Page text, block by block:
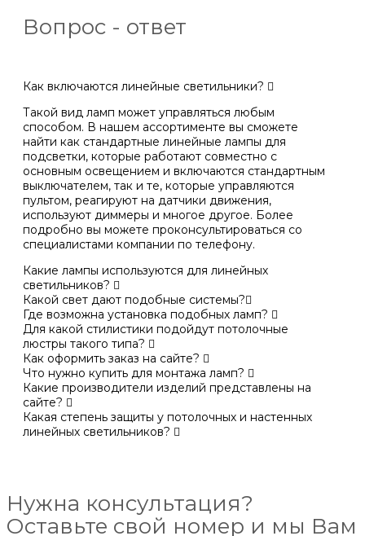
Вопрос - ответ
Как включаются линейные светильники?
Такой вид ламп может управляться любым
способом. В нашем ассортименте вы сможете
найти как стандартные линейные лампы для
подсветки, которые работают совместно с
основным освещением и включаются стандартным
выключателем, так и те, которые управляются
пультом, реагируют на датчики движения,
используют диммеры и многое другое. Более
подробно вы можете проконсультироваться со
специалистами компании по телефону.
Какие лампы используются для линейных
светильников?
Какой свет дают подобные системы?
Где возможна установка подобных ламп?
Для какой стилистики подойдут потолочные
люстры такого типа?
Как оформить заказ на сайте?
Что нужно купить для монтажа ламп?
Какие производители изделий представлены на
сайте?
Какая степень защиты у потолочных и настенных
линейных светильников?
Нужна консультация?
Оставьте свой номер и мы Вам